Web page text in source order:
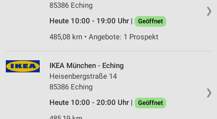
❯
85386 Eching
Heute 10:00 - 19:00 Uhr |
Geöffnet
485,08 km • Angebote: 1 Prospekt
❯
IKEA München - Eching
Heisenbergstraße 14
85386 Eching
Heute 10:00 - 20:00 Uhr |
Geöffnet